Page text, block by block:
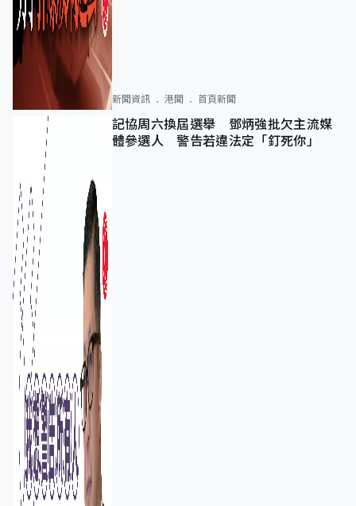
新聞資訊 港聞 首頁新聞
記協周六換屆選舉 鄧炳強批欠主流媒
體參選人 警告若違法定「釘死你」